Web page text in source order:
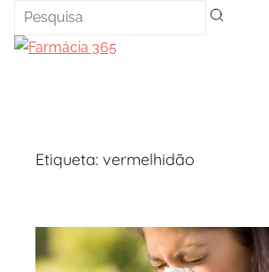
Saltar
para
Etiqueta: vermelhidão